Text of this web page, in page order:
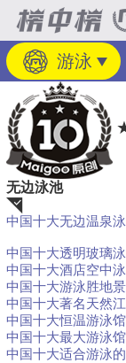
游泳
无边泳池
中国十大无边温泉
中国十大透明玻璃
中国十大酒店空中
中国十大游泳胜地
中国十大著名天然
中国十大恒温游泳馆
中国十大最大游泳馆
中国十大适合游泳